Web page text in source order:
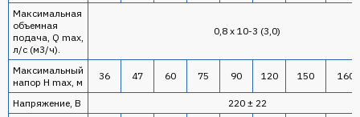
Максимальная
объемная
подача, Q max,
л/с (м3/ч).
0,8 х 10-3 (3,0)
Максимальный
напор H mах, м
36 47 60 75 90 120 150 160
Напряжение, В
220 ± 22